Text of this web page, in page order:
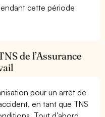
cette période
de l’Assurance
pour un arrêt de
en tant que TNS